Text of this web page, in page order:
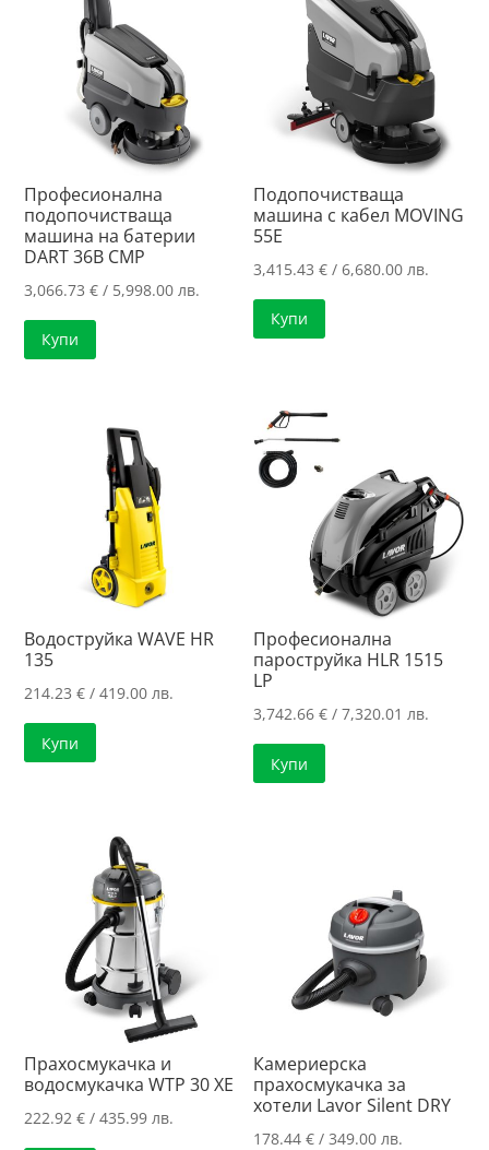
Професионална
подопочистваща
машина на батерии
DART 36B CMP
3,066.73€ / 5,998.00 лв.
Купи
Подопочистваща
машина с кабел MOVING
55E
3,415.43€ / 6,680.00 лв.
Купи
Водоструйка WAVE HR
135
214.23€ / 419.00 лв.
Купи
Професионална
пароструйка HLR 1515
LP
3,742.66€ / 7,320.01 лв.
Купи
Прахосмукачка и
водосмукачка WTP 30 XE
222.92€ / 435.99 лв.
Камериерска
прахосмукачка за
хотели Lavor Silent DRY
178.44€ / 349.00 лв.